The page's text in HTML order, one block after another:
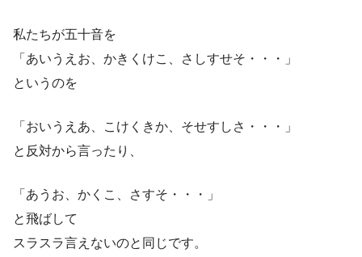
私たちが五十音を
「あいうえお、かきくけこ、さしすせそ・・・」
というのを
「おいうえあ、こけくきか、そせすしさ・・・」
と反対から言ったり、
「あうお、かくこ、さすそ・・・」
と飛ばして
スラスラ言えないのと同じです。